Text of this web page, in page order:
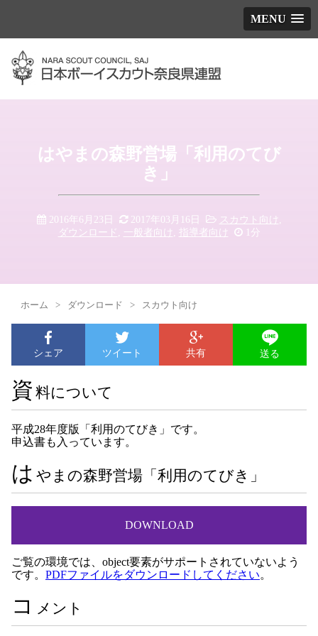
MENU
はやまの森野営場「利用のてび
き」
2016年6月23日 2017年03月16日 スカウト向け
ダウンロード
一般者向け 指導者向け 1分
ホーム > ダウンロード > スカウト向け
シェア ツイート 共有 送る
資 料について
平成28年度版「利用のてびき」です。
申込書も入っています。
は やまの森野営場「利用のてびき」
DOWNLOAD
ご覧の環境では、object要素がサポートされていないよう
です。 PDFファイルをダウンロードしてください。
コ メント